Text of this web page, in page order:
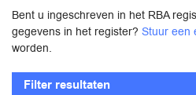
Bent u ingeschreven in het RBA
gegevens in het register? Stuur een
worden.
Filter resultaten